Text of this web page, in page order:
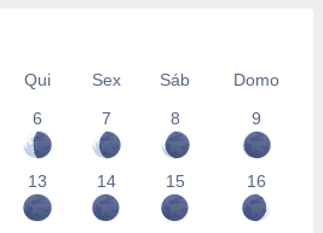
Qui Sex Sáb
Domo
6 7 8 9
13 14 15 16